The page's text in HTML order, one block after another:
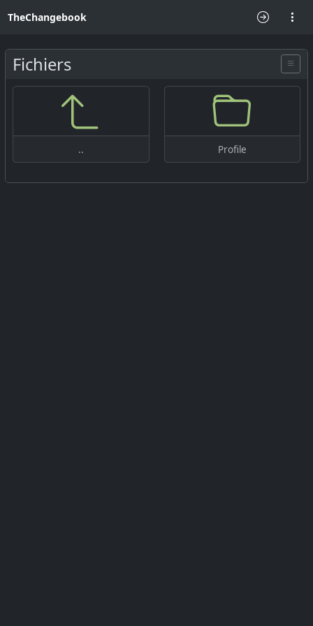
TheChangebook
Fichiers
.. Profile